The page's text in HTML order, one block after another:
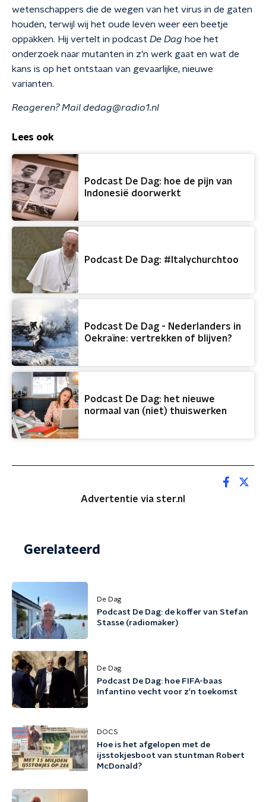
wetenschappers die de wegen van het virus in de gaten
houden, terwijl wij het oude leven weer een beetje
oppakken. Hij vertelt in podcast De Dag hoe het
onderzoek naar mutanten in z'n werk gaat en wat de
kans is op het ontstaan van gevaarlijke, nieuwe
varianten.
Reageren? Mail dedag@radio1.nl
Lees ook
Podcast De Dag: hoe de pijn van
Indonesië doorwerkt
Podcast De Dag: #Italychurchtoo
Podcast De Dag - Nederlanders in
Oekraïne: vertrekken of blijven?
Podcast De Dag: het nieuwe
normaal van (niet) thuiswerken
Advertentie via ster.nl
Gerelateerd
De Dag
Podcast De Dag: de koffer van Stefan
Stasse (radiomaker)
De Dag
Podcast De Dag: hoe FIFA-baas
Infantino vecht voor z'n toekomst
DOCS
Hoe is het afgelopen met de
ijsstokjesboot van stuntman Robert
McDonald?